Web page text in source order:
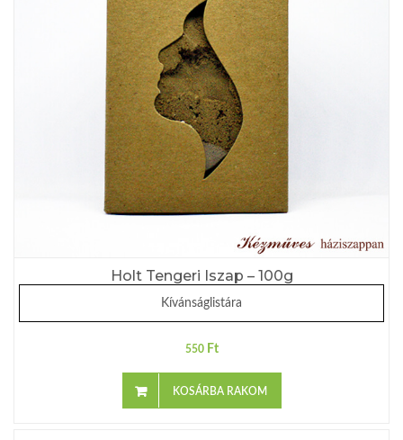
Holt Tengeri Iszap – 100g
Kívánságlistára
550 Ft
KOSÁRBA RAKOM